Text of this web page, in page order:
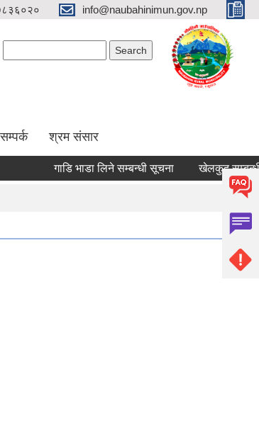
info@naubahinimun.gov.np
सम्पर्क श्रम संसार
गाडि भाडा लिने सम्बन्धी सूचना खेलकुद सम्बन्धी